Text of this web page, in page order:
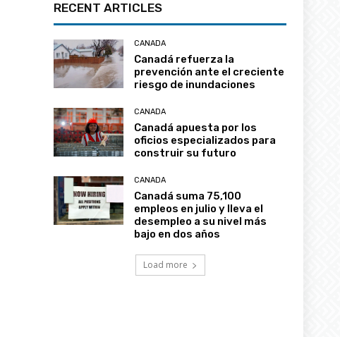
RECENT ARTICLES
CANADA
Canadá refuerza la
prevención ante el creciente
riesgo de inundaciones
CANADA
Canadá apuesta por los
oficios especializados para
construir su futuro
CANADA
Canadá suma 75,100
empleos en julio y lleva el
desempleo a su nivel más
bajo en dos años
Load more